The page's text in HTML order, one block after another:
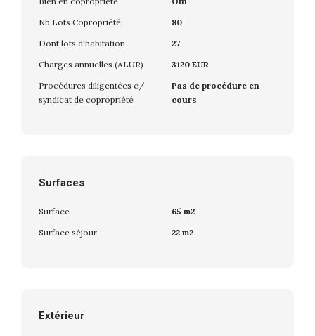
Nb Lots Copropriété
80
Dont lots d'habitation
27
Charges annuelles (ALUR)
3120 EUR
Procédures diligentées c/
syndicat de copropriété
Pas de procédure en
cours
Surfaces
Surface
65 m2
Surface séjour
22 m2
Extérieur